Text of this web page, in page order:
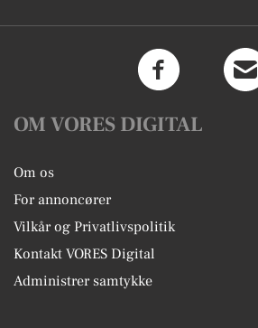
OM VORES DIGITAL
Om os
For annoncører
Vilkår og Privatlivspolitik
Kontakt VORES Digital
Administrer samtykke